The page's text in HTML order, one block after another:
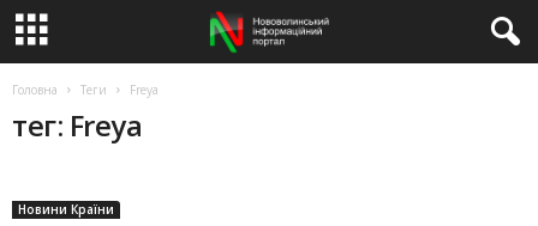
Головна Теги Freya
тег: Freya
Новини Країни